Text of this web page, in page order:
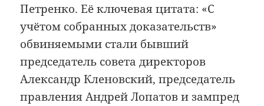
Петренко. Её ключевая цитата: «С
учётом собранных доказательств»
обвиняемыми стали бывший
председатель совета директоров
Александр Кленовский, председатель
правления Андрей Лопатов и зампред